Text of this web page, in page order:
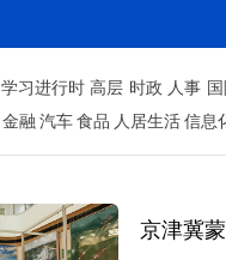
学习进行时 高层 时政 人事
金融 汽车食品 人居生活信息
京津冀